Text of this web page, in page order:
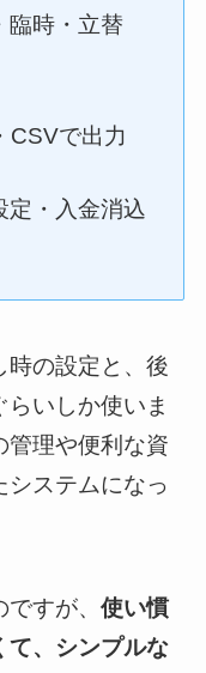
臨時・立替
CSVで出力
定・入金消込
時の設定と、後
いしか使いま
管理や便利な資
システムになっ
すが、 使い慣
て、シンプルな